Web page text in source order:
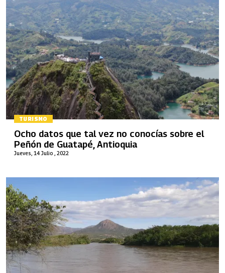
TURISMO
Jueves, 14 Julio , 2022
Ocho datos que tal vez no conocías sobre el
Peñón de Guatapé, Antioquia